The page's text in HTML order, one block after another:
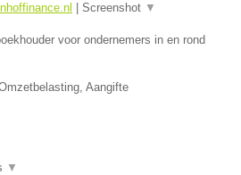
Screenshot ▼
voor ondernemers in en rond
Aangifte
▼